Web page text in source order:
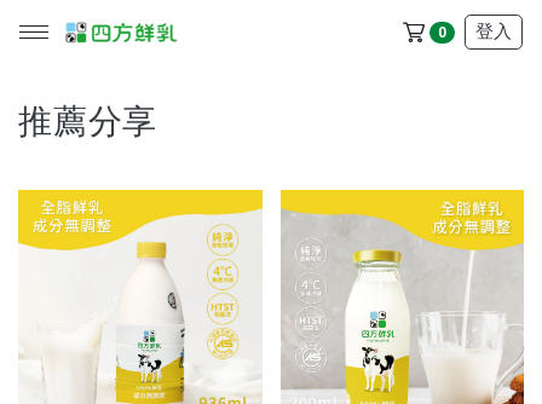
0 登入
所有產品
冷藏配送區
品牌
推薦分享